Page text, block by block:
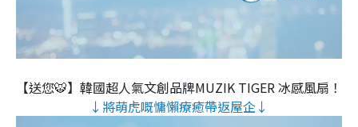
【送您🐯】韓國超人氣文創品牌MUZIK TIGER 冰感風扇！
↓將萌虎嘅慵懶療癒帶返屋企↓